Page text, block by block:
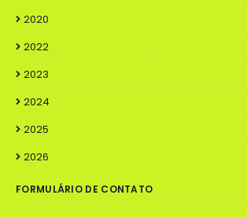
2020
2022
2023
2024
2025
2026
FORMULÁRIO DE CONTATO